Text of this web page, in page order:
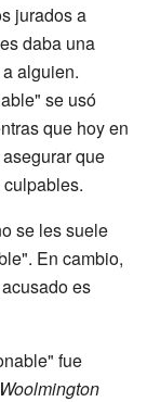
jurados a
daba una
alguien.
se usó
que hoy en
que
se les suele
En cambio,
es
fue
Woolmington